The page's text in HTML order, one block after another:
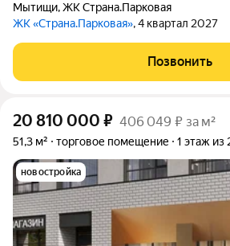
Мытищи,ЖК Страна.Парковая
ЖК «Страна.Парковая», 4 квартал 2027
Позвонить
20 810 000 ₽ 406 049 ₽ за м²
51,3 м² торговое помещение 1 этаж из
новостройка